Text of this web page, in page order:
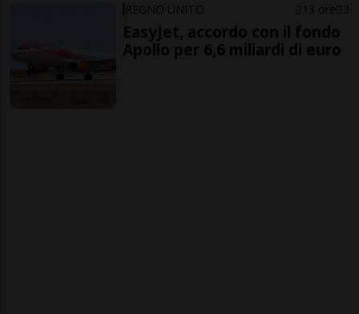
REGNO UNITO 13 ore 3
EasyJet, accordo con il fondo
Apollo per 6,6 miliardi di euro